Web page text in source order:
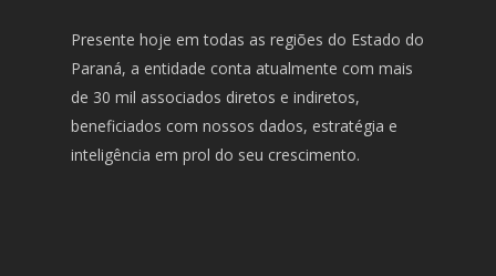
Presente hoje em todas as regiões do Estado do
Paraná, a entidade conta atualmente com mais
de 30 mil associados diretos e indiretos,
beneficiados com nossos dados, estratégia e
inteligência em prol do seu crescimento.